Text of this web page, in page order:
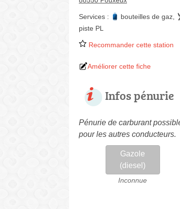
Services : bouteilles de gaz
piste PL
Recommander cette station
Améliorer cette fiche
Infos pénurie
Pénurie de carburant
pour les autres conducteurs.
Gazole
(diesel)
Inconnue